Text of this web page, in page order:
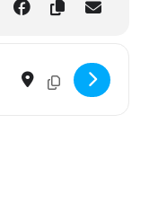
Address -Destination